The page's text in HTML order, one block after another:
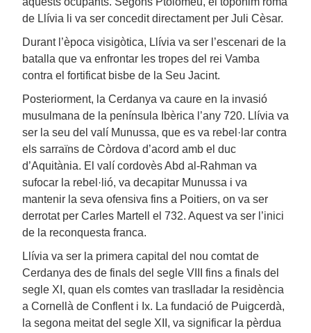
de Llívia li va ser concedit directament per Juli Cèsar.
Durant l’època visigòtica, Llívia va ser l’escenari de la
batalla que va enfrontar les tropes del rei Vamba
contra el fortificat bisbe de la Seu Jacint.
Posteriorment, la Cerdanya va caure en la invasió
musulmana de la península Ibèrica l’any 720. Llívia va
ser la seu del valí Munussa, que es va rebel·lar contra
els sarraïns de Còrdova d’acord amb el duc
d’Aquitània. El valí cordovès Abd al-Rahman va
sufocar la rebel·lió, va decapitar Munussa i va
mantenir la seva ofensiva fins a Poitiers, on va ser
derrotat per Carles Martell el 732. Aquest va ser l’inici
de la reconquesta franca.
Llívia va ser la primera capital del nou comtat de
Cerdanya des de finals del segle VIII fins a finals del
segle XI, quan els comtes van traslladar la residència
a Cornellà de Conflent i Ix. La fundació de Puigcerdà,
la segona meitat del segle XII, va significar la pèrdua